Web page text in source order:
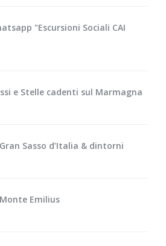
"Escursioni Sociali CAI
e Stelle cadenti sul Marmagna
Sasso d’Italia & dintorni
Emilius